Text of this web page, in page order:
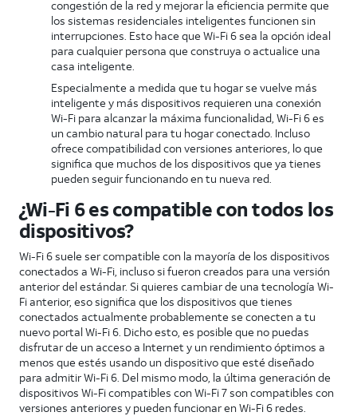
congestión de la red y mejorar la eficiencia permite que
los sistemas residenciales inteligentes funcionen sin
interrupciones. Esto hace que Wi-Fi 6 sea la opción ideal
para cualquier persona que construya o actualice una
casa inteligente.
Especialmente a medida que tu hogar se vuelve más
inteligente y más dispositivos requieren una conexión
Wi-Fi para alcanzar la máxima funcionalidad, Wi-Fi 6 es
un cambio natural para tu hogar conectado. Incluso
ofrece compatibilidad con versiones anteriores, lo que
significa que muchos de los dispositivos que ya tienes
pueden seguir funcionando en tu nueva red.
¿Wi-Fi 6 es compatible con todos los
dispositivos?
Wi-Fi 6 suele ser compatible con la mayoría de los dispositivos
conectados a Wi-Fi, incluso si fueron creados para una versión
anterior del estándar. Si quieres cambiar de una tecnología Wi-
Fi anterior, eso significa que los dispositivos que tienes
conectados actualmente probablemente se conecten a tu
nuevo portal Wi-Fi 6. Dicho esto, es posible que no puedas
disfrutar de un acceso a Internet y un rendimiento óptimos a
menos que estés usando un dispositivo que esté diseñado
para admitir Wi-Fi 6. Del mismo modo, la última generación de
dispositivos Wi-Fi compatibles con Wi-Fi 7 son compatibles con
versiones anteriores y pueden funcionar en Wi-Fi 6 redes.